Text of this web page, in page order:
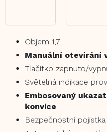
Objem 1,7
Manuální otevírání
Tlačítko zapnuto/
Světelná indikace
Embosovaný
konvice
Bezpečnostní